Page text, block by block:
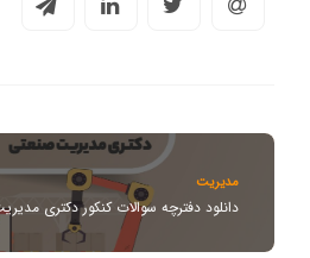
مدیریت
دانلود دفترچه سوالات کنکور دکتری